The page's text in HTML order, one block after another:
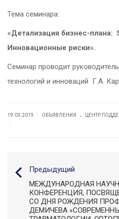
Тема семинара:
«Детализация бизнес-плана:
Инновационные риски».
Семинар проводит
технологий и инноваций Г.А.
19.03.2019 ОБЪЯВЛЕНИЯ . ЦЕНТР
Предыдущий
МЕЖДУНАРОДНАЯ
КОНФЕРЕНЦИЯ,
СО ДНЯ РОЖДЕНИЯ
ДЕМИЧЕВА